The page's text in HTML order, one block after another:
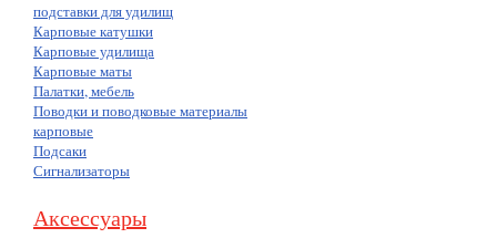
подставки для удилищ
Карповые катушки
Карповые удилища
Карповые маты
Палатки, мебель
Поводки и поводковые материалы
карповые
Подсаки
Сигнализаторы
Аксессуары